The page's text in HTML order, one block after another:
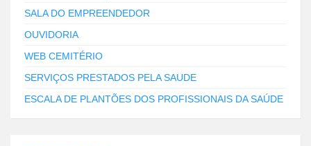
SALA DO EMPREENDEDOR
OUVIDORIA
WEB CEMITÉRIO
SERVIÇOS PRESTADOS PELA SAUDE
ESCALA DE PLANTÕES DOS PROFISSIONAIS DA SAÚDE